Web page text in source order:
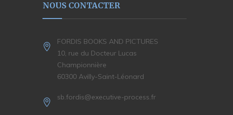
NOUS CONTACTER
FORDIS BOOKS AND PICTURES
10, rue du Docteur Lucas
Championnière
60300 Avilly-Saint-Léonard
sb.fordis@executive-process.fr